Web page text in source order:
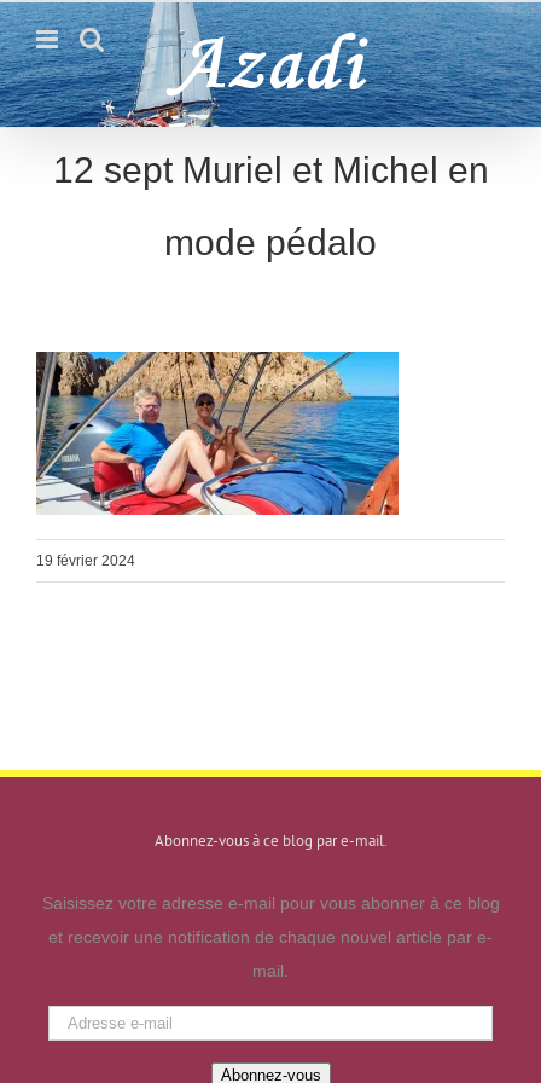
Passer
au
contenu
12 sept Muriel et Michel en
mode pédalo
19 février 2024
Abonnez-vous à ce blog par e-mail.
Saisissez votre adresse e-mail pour vous abonner à ce blog
et recevoir une notification de chaque nouvel article par e-
mail.
Adresse
Abonnez-vous